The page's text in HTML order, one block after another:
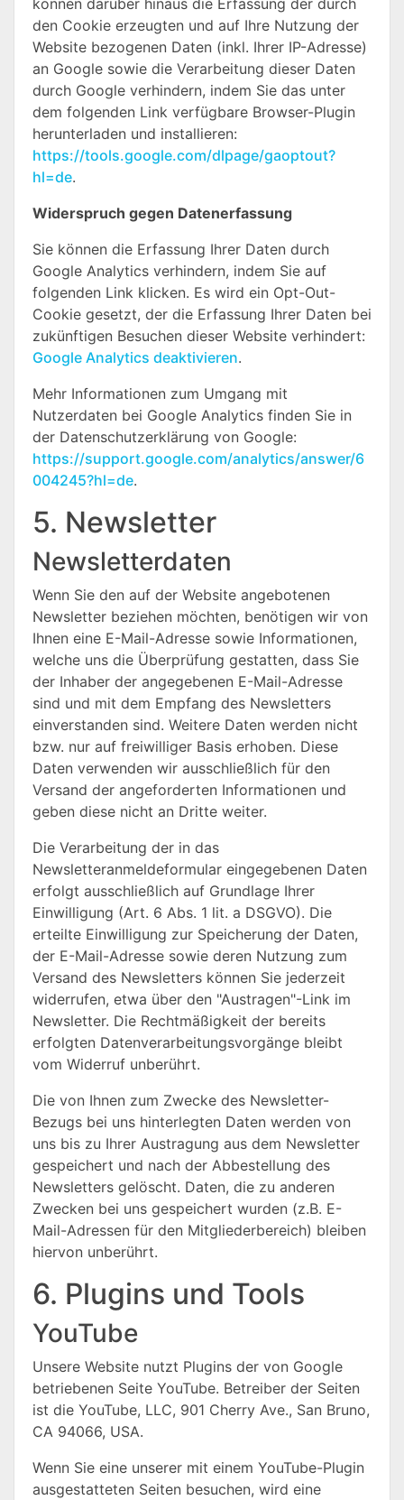
den Cookie erzeugten und auf Ihre Nutzung der
Website bezogenen Daten (inkl. Ihrer IP-Adresse)
an Google sowie die Verarbeitung dieser Daten
durch Google verhindern, indem Sie das unter
dem folgenden Link verfügbare Browser-Plugin
herunterladen und installieren:
https://tools.google.com/dlpage/gaoptout?
hl=de.
Widerspruch gegen Datenerfassung
Sie können die Erfassung Ihrer Daten durch
Google Analytics verhindern, indem Sie auf
folgenden Link klicken. Es wird ein Opt-Out-
Cookie gesetzt, der die Erfassung Ihrer Daten bei
zukünftigen Besuchen dieser Website verhindert:
Google Analytics deaktivieren.
Mehr Informationen zum Umgang mit
Nutzerdaten bei Google Analytics finden Sie in
der Datenschutzerklärung von Google:
https://support.google.com/analytics/answer/6
004245?hl=de.
5. Newsletter
Newsletterdaten
Wenn Sie den auf der Website angebotenen
Newsletter beziehen möchten, benötigen wir von
Ihnen eine E-Mail-Adresse sowie Informationen,
welche uns die Überprüfung gestatten, dass Sie
der Inhaber der angegebenen E-Mail-Adresse
sind und mit dem Empfang des Newsletters
einverstanden sind. Weitere Daten werden nicht
bzw. nur auf freiwilliger Basis erhoben. Diese
Daten verwenden wir ausschließlich für den
Versand der angeforderten Informationen und
geben diese nicht an Dritte weiter.
Die Verarbeitung der in das
Newsletteranmeldeformular eingegebenen Daten
erfolgt ausschließlich auf Grundlage Ihrer
Einwilligung (Art. 6 Abs. 1 lit. a DSGVO). Die
erteilte Einwilligung zur Speicherung der Daten,
der E-Mail-Adresse sowie deren Nutzung zum
Versand des Newsletters können Sie jederzeit
widerrufen, etwa über den "Austragen"-Link im
Newsletter. Die Rechtmäßigkeit der bereits
erfolgten Datenverarbeitungsvorgänge bleibt
vom Widerruf unberührt.
Die von Ihnen zum Zwecke des Newsletter-
Bezugs bei uns hinterlegten Daten werden von
uns bis zu Ihrer Austragung aus dem Newsletter
gespeichert und nach der Abbestellung des
Newsletters gelöscht. Daten, die zu anderen
Zwecken bei uns gespeichert wurden (z.B. E-
Mail-Adressen für den Mitgliederbereich) bleiben
hiervon unberührt.
6. Plugins und Tools
YouTube
Unsere Website nutzt Plugins der von Google
betriebenen Seite YouTube. Betreiber der Seiten
ist die YouTube, LLC, 901 Cherry Ave., San Bruno,
CA 94066, USA.
Wenn Sie eine unserer mit einem YouTube-Plugin
ausgestatteten Seiten besuchen, wird eine